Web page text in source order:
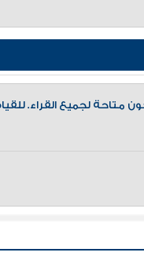
لجميع القراء.